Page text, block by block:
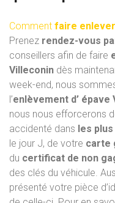
Comment faire
Prenez rendez-vous
conseillers afin de faire
Villeconin dès
week-end, nous
l’enlèvement d’ épave
nous nous efforcerons
accidenté dans les
le jour J, de votre carte
du certificat de non
des clés du véhicule.
présenté votre pièce